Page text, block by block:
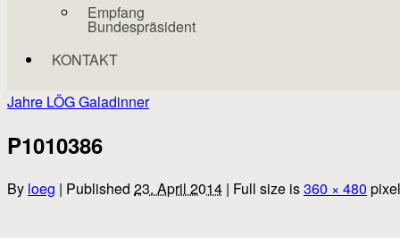
Empfang
Bundespräsident
KONTAKT
Jahre LÖG Galadinner
P1010386
By loeg | Published 23. April 2014 | Full size is360 × 480